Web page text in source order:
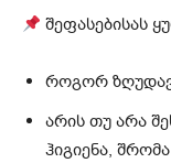
შეფასებისას
როგორ
არის თუ არა
ჰიგიენა, შრომა